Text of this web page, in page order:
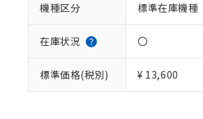
機種区分 標準在庫機種
在庫状況 〇
標準価格(税別) ¥ 13,600